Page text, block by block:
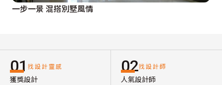
一步一景 混搭別墅風情
01 找設計靈感
獲獎設計
02找設計師
人氣設計師